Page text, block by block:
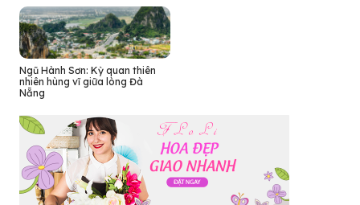
Ngũ Hành Sơn: Kỳ quan thiên
nhiên hùng vĩ giữa lòng Đà
Nẵng